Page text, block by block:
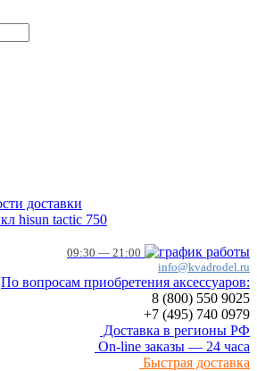
09:30 — 21:00
info@kvadrodel.ru
По вопросам приобретения аксессуаров:
8 (800) 550 9025
+7 (495) 740 0979
Доставка в регионы РФ
On-line заказы — 24 часа
Быстрая доставка